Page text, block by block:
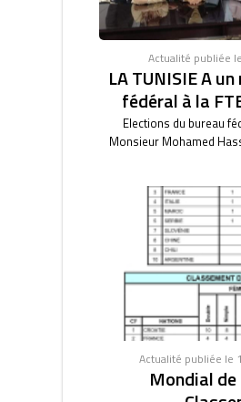
Actualité publiée
LA TUNISIE A
fédéral à la
Elections du bureau
Monsieur Mohamed
Actualité publiée le
Mondial de